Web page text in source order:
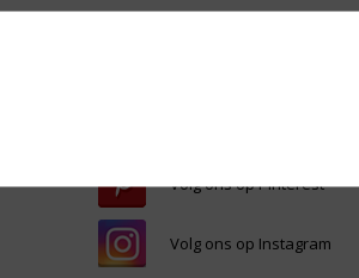
Volg ons op Pinterest
Volg ons op Instagram